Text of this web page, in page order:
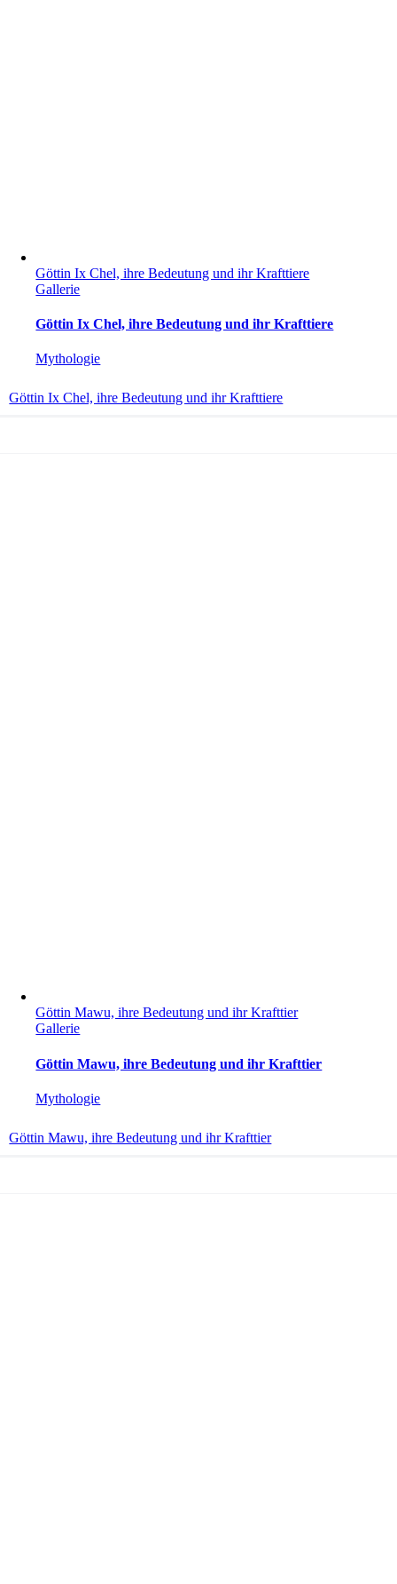
Göttin Ix Chel, ihre Bedeutung und ihr Krafttiere
Gallerie
Göttin Ix Chel, ihre Bedeutung und ihr Krafttiere
Mythologie
Göttin Ix Chel, ihre Bedeutung und ihr Krafttiere
Göttin Mawu, ihre Bedeutung und ihr Krafttier
Gallerie
Göttin Mawu, ihre Bedeutung und ihr Krafttier
Mythologie
Göttin Mawu, ihre Bedeutung und ihr Krafttier